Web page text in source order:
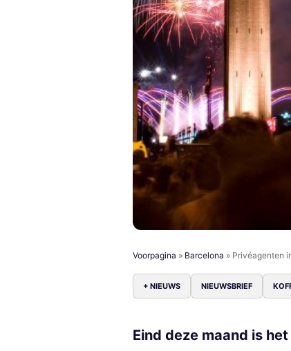
Voorpagina » Barcelona » Privéagenten
+ NIEUWS NIEUWSBRIEF
Eind deze maand is